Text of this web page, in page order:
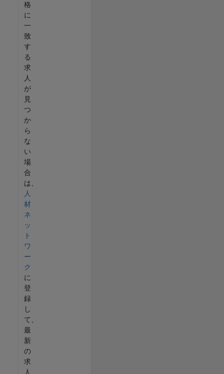
格
に
一
致
す
る
求
人
が
見
つ
か
ら
な
い
場
合
は、
人
材
ネ
ッ
ト
ワ
ー
ク
に
登
録
し
て、
最
新
の
求
人